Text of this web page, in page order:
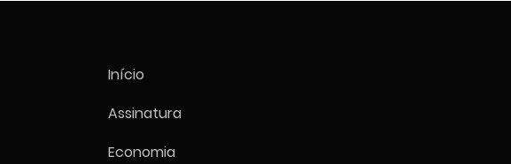
Início
Assinatura
Economia